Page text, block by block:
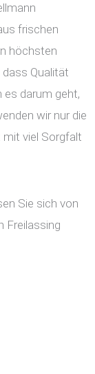
frischen
höchsten
Qualität
es darum geht,
wir nur die
viel Sorgfalt
Sie sich von
Freilassing